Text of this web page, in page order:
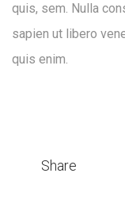
quis, sem. Nulla
sapien ut libero
quis enim.
Share